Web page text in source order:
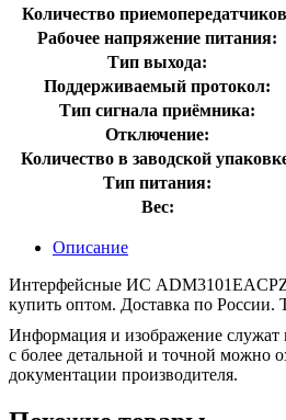
Количество
Рабочее напряжение питания:
Тип выхода:
Поддерживаемый протокол:
Тип сигнала приёмника:
Отключение:
Количество в заводской
Тип питания:
Вес:
Описание
Интерфейсные ИС
купить оптом. Доставка по России.
Информация и изображение служат
с более детальной и точной можно
документации производителя.